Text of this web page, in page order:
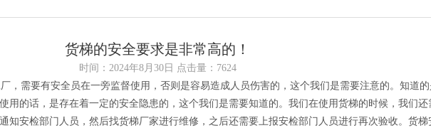
货梯的安全要求是非常高的！
时间：2024年8月30日 点击量：7624
需要有安全员在一旁监督使用，否则是容易造成人员伤害的，这个我们是需要注意的。知道
用的话，是存在着一定的安全隐患的，这个我们是需要知道的。我们在使用货梯的时候，我们
知安检部门人员，然后找货梯厂家进行维修，之后还需要上报安检部门人员进行再次验收。 货梯